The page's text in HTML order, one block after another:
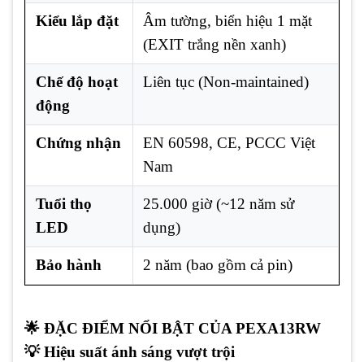
Kiểu lắp đặt
Âm tường, biển hiệu 1 mặt
(EXIT trắng nền xanh)
Chế độ hoạt
động
Liên tục (Non-maintained)
Chứng nhận
EN 60598, CE, PCCC Việt
Nam
Tuổi thọ
LED
25.000 giờ (~12 năm sử
dụng)
Bảo hành 2 năm (bao gồm cả pin)
🌟 ĐẶC ĐIỂM NỔI BẬT CỦA PEXA13RW
💡 Hiệu suất ánh sáng vượt trội